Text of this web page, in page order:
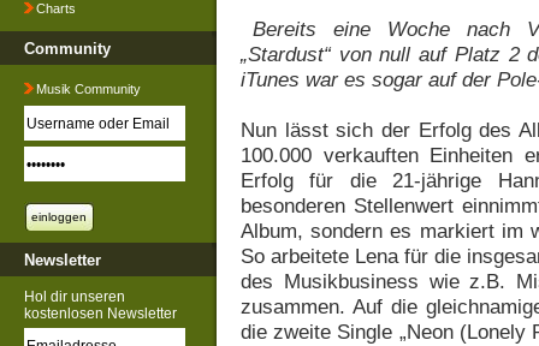
Charts
Community
Musik Community
Newsletter
Hol dir unseren
kostenlosen Newsletter
Bereits eine Woche nach
„Stardust“ von null auf Platz 2
iTunes war es sogar auf der
Nun lässt sich der Erfolg des
100.000 verkauften Einheiten
Erfolg für die 21-jährige
besonderen Stellenwert
Album, sondern es markiert im
So arbeitete Lena für die
des Musikbusiness wie z.B.
zusammen. Auf die
die zweite Single „Neon (Lonely